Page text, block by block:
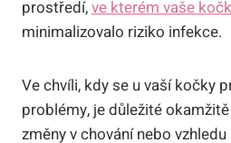
prostředí,ve kterém vaše
minimalizovalo riziko infekce.
Ve chvíli, kdy se u vaší kočky
problémy, je důležité
změny v chování nebo